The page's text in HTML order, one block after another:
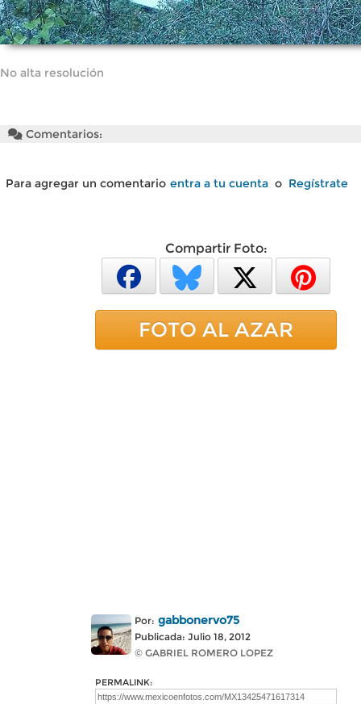
No alta resolución
Comentarios:
Para agregar un comentario entra a tu cuenta o Regístrate
Compartir Foto:
FOTO AL AZAR
Por: gabbonervo75
Publicada: Julio 18, 2012
© GABRIEL ROMERO LOPEZ
PERMALINK: